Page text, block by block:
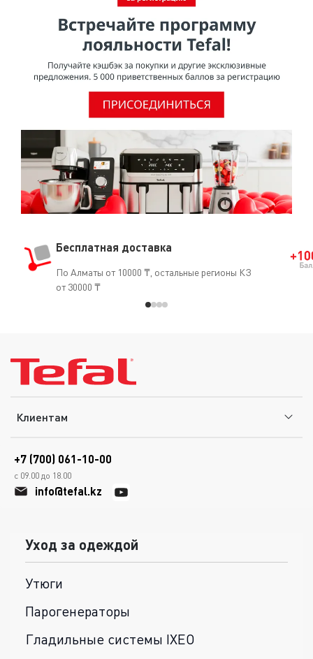
Бесплатная доставка
По Алматы от 10000 ₸, остальные регионы КЗ
от 30000 ₸
Клиентам
+7 (700) 061-10-00
с 09.00 до 18.00
info@tefal.kz
Уход за одеждой
Утюги
Парогенераторы
Гладильные системы IXEO